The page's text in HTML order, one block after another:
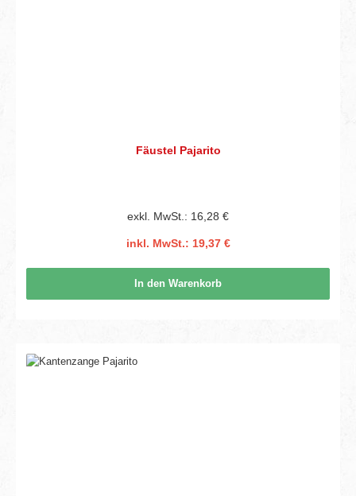
Fäustel Pajarito
exkl. MwSt.: 16,28 €
inkl. MwSt.: 19,37 €
In den Warenkorb